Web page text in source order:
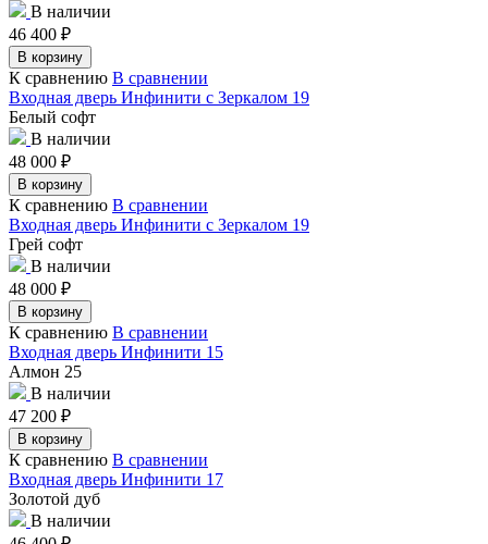
В наличии
46 400 ₽
В корзину
К сравнению В сравнении
Входная дверь Инфинити с Зеркалом 19
Белый софт
В наличии
48 000 ₽
В корзину
К сравнению В сравнении
Входная дверь Инфинити с Зеркалом 19
Грей софт
В наличии
48 000 ₽
В корзину
К сравнению В сравнении
Входная дверь Инфинити 15
Алмон 25
В наличии
47 200 ₽
В корзину
К сравнению В сравнении
Входная дверь Инфинити 17
Золотой дуб
В наличии